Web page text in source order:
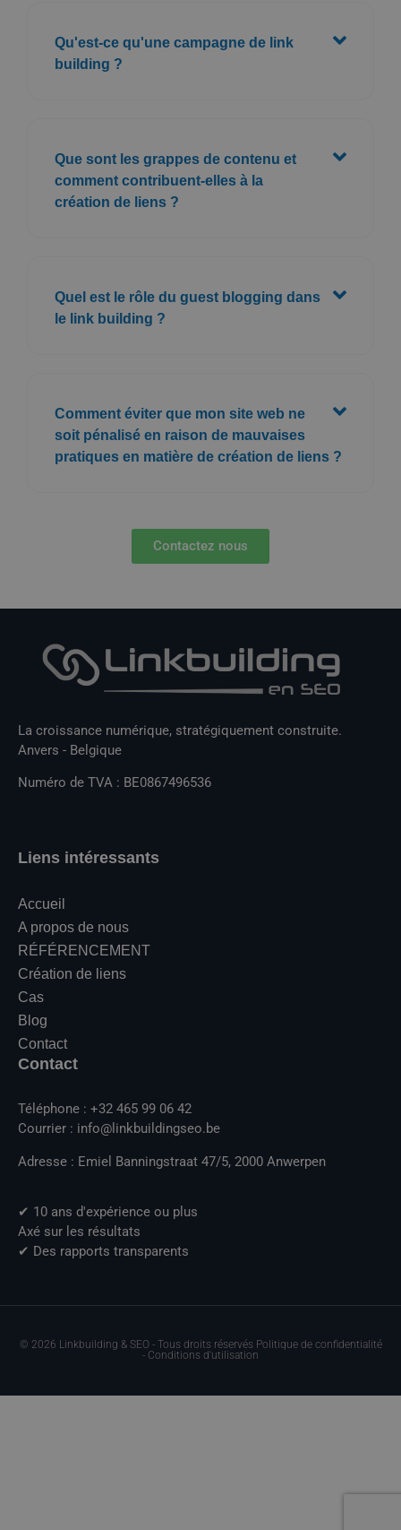
Qu'est-ce qu'une campagne de link
building ?
Que sont les grappes de contenu et
comment contribuent-elles à la
création de liens ?
Quel est le rôle du guest blogging dans
le link building ?
Comment éviter que mon site web ne
soit pénalisé en raison de mauvaises
pratiques en matière de création de liens ?
Contactez nous
La croissance numérique, stratégiquement construite.
Anvers - Belgique
Numéro de TVA : BE0867496536
Liens intéressants
Accueil
A propos de nous
RÉFÉRENCEMENT
Création de liens
Cas
Blog
Contact
Contact
Téléphone : +32 465 99 06 42
Courrier : info@linkbuildingseo.be
Adresse : Emiel Banningstraat 47/5, 2000 Anwerpen
✔ 10 ans d'expérience ou plus
Axé sur les résultats
✔ Des rapports transparents
© 2026 Linkbuilding & SEO - Tous droits réservés Politique de confidentialité
- Conditions d'utilisation